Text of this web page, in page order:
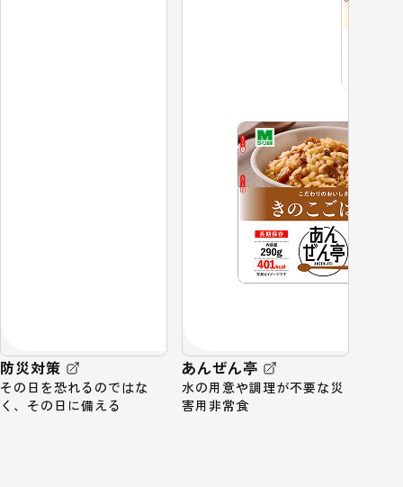
防災対策
その日を恐れるのではな
く、その日に備える
あんぜん亭
水の用意や調理が不要な災
害用非常食